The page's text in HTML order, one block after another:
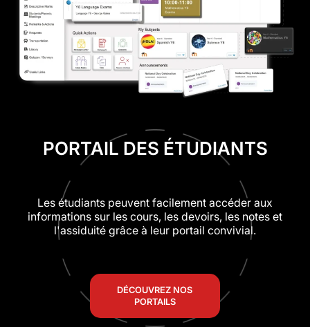
PORTAIL DES ÉTUDIANTS
Les étudiants peuvent facilement accéder aux
informations sur les cours, les devoirs, les notes et
l'assiduité grâce à leur portail convivial.
DÉCOUVREZ NOS
PORTAILS